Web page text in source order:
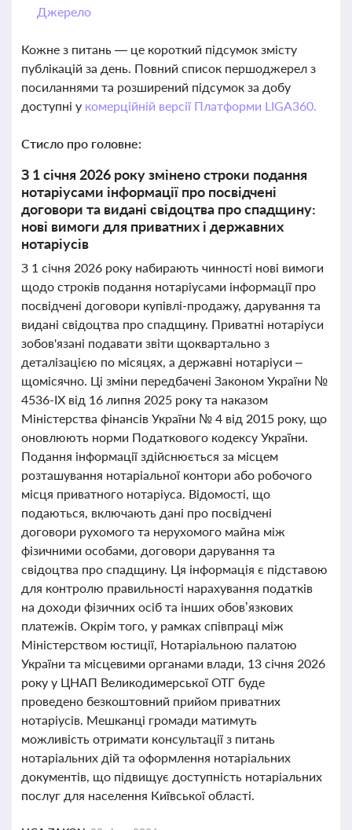
Джерело
Кожне з питань — це короткий підсумок змісту
публікацій за день. Повний список першоджерел з
посиланнями та розширений підсумок за добу
доступні у комерційній версії Платформи LIGA360.
Стисло про головне:
З 1 січня 2026 року змінено строки подання
нотаріусами інформації про посвідчені
договори та видані свідоцтва про спадщину:
нові вимоги для приватних і державних
нотаріусів
З 1 січня 2026 року набирають чинності нові вимоги
щодо строків подання нотаріусами інформації про
посвідчені договори купівлі-продажу, дарування та
видані свідоцтва про спадщину. Приватні нотаріуси
зобов'язані подавати звіти щоквартально з
деталізацією по місяцях, а державні нотаріуси –
щомісячно. Ці зміни передбачені Законом України №
4536-ІХ від 16 липня 2025 року та наказом
Міністерства фінансів України № 4 від 2015 року, що
оновлюють норми Податкового кодексу України.
Подання інформації здійснюється за місцем
розташування нотаріальної контори або робочого
місця приватного нотаріуса. Відомості, що
подаються, включають дані про посвідчені
договори рухомого та нерухомого майна між
фізичними особами, договори дарування та
свідоцтва про спадщину. Ця інформація є підставою
для контролю правильності нарахування податків
на доходи фізичних осіб та інших обов’язкових
платежів. Окрім того, у рамках співпраці між
Міністерством юстиції, Нотаріальною палатою
України та місцевими органами влади, 13 січня 2026
року у ЦНАП Великодимерської ОТГ буде
проведено безкоштовний прийом приватних
нотаріусів. Мешканці громади матимуть
можливість отримати консультації з питань
нотаріальних дій та оформлення нотаріальних
документів, що підвищує доступність нотаріальних
послуг для населення Київської області.